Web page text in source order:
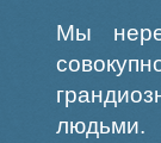
Мы
людьми.